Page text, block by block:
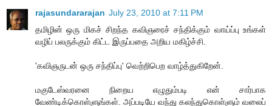
rajasundararajan July 23, 2010 at 7:11 PM
தமிழின் ஒரு மிகச் சிறந்த கவிஞரைச் சந்திக்கும் வாய்ப்பு உங்கள்
வழிப் பலருக்கும் கிட்ட இருப்பதை அறிய மகிழ்ச்சி.
'கவிஞருடன் ஒரு சந்திப்பு' வெற்றிபெற வாழ்த்துகிறேன்.
மகுடேஸ்வரனை நிறைய எழுதும்படி என் சார்பாக
வேண்டிக்கொள்ளுங்கள். அப்படியே வந்து கலந்துகொள்ளும் வலைப்